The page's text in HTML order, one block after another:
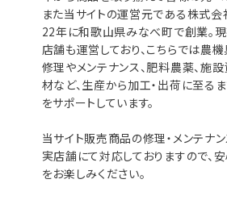
また当サイトの運営元である株式
22年に和歌山県みなべ町で創業。
店舗も運営しており、こちらでは農
修理やメンテナンス、肥料農薬、施
材など、生産から加工・出荷に至る
をサポートしています。
当サイト販売商品の修理・メンテナ
実店舗にて対応しておりますので、
をお楽しみください。